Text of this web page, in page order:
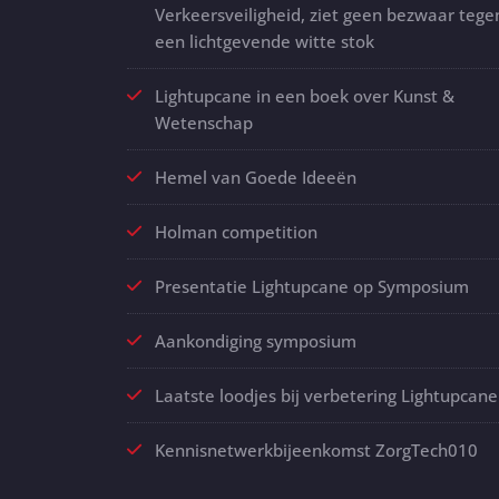
Verkeersveiligheid, ziet geen bezwaar
een lichtgevende witte stok
Lightupcane in een boek over Kunst &
Wetenschap
Hemel van Goede Ideeën
Holman competition
Presentatie Lightupcane op Symposium
Aankondiging symposium
Laatste loodjes bij verbetering Lightupcane
Kennisnetwerkbijeenkomst ZorgTech010